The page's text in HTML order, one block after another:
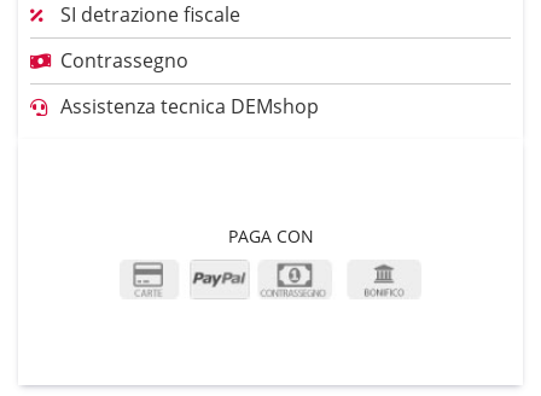
SI detrazione fiscale
Contrassegno
Assistenza tecnica DEMshop
PAGA CON